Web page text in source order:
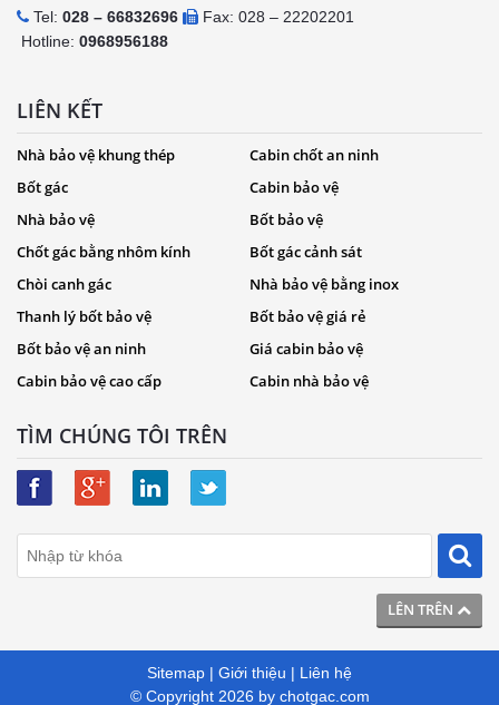
LÊN TRÊN
Tel: 028 – 66832696
Fax: 028 – 22202201
Hotline: 0968956188
LIÊN KẾT
Nhà bảo vệ khung thép
Cabin chốt an ninh
Bốt gác
Cabin bảo vệ
Nhà bảo vệ
Bốt bảo vệ
Chốt gác bằng nhôm kính
Bốt gác cảnh sát
Chòi canh gác
Nhà bảo vệ bằng inox
Thanh lý bốt bảo vệ
Bốt bảo vệ giá rẻ
Bốt bảo vệ an ninh
Giá cabin bảo vệ
Cabin bảo vệ cao cấp
Cabin nhà bảo vệ
TÌM CHÚNG TÔI TRÊN
Sitemap | Giới thiệu | Liên hệ
© Copyright 2026 by chotgac.com